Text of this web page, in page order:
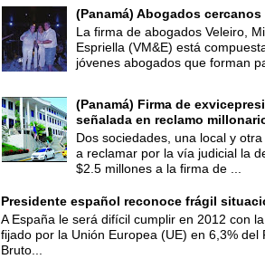
(Panamá) Abogados
La firma de abogados Veleiro,
Espriella (VM&E) está
jóvenes abogados que forman
(Panamá) Firma de
señalada en reclamo
Dos sociedades, una local y
a reclamar por la vía judicial la
$2.5 millones a la firma de ...
Presidente español reconoce frágil
A España le será difícil cumplir en 2012 con
fijado por la Unión Europea (UE) en 6,3% del
Bruto...